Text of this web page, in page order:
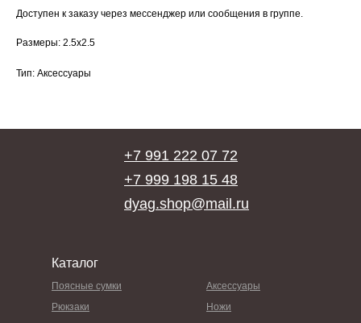
Доступен к заказу через мессенджер или сообщения в группе.
Размеры: 2.5х2.5
Тип: Аксессуары
+7 991 222 07 72
dyag.shop@mail.ru
Каталог
Поясные сумки Аксессуары
Рюкзаки Ножи
+7 999 198 15 48